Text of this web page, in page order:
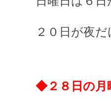
２０日が夜
◆２８日の月